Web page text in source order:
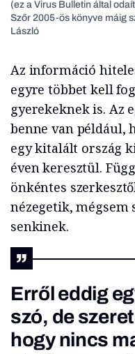
(ez a Virus Bulletin által
Szőr 2005-ös könyve máig
László
Az információ
egyre többet kell
gyerekeknek is. Az
benne van például,
egy kitalált ország
éven keresztül.
önkéntes
nézegetik, mégsem
senkinek.
Erről eddig
szó, de
hogy nincs